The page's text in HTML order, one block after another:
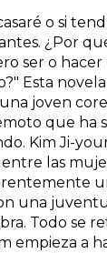
o si
¿Por
ser o
Esta
joven
que ha
Kim Ji-
las
una
Todo se
empieza a